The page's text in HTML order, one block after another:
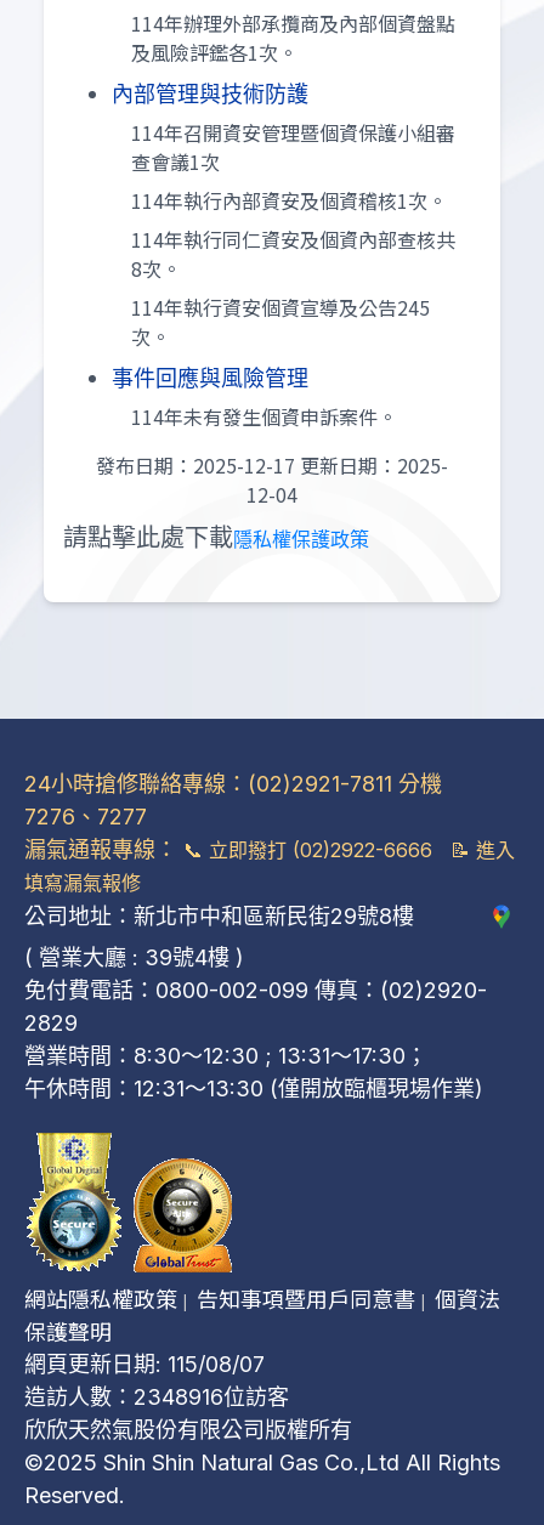
114年辦理外部承攬商及內部個資盤點
及風險評鑑各1次。
內部管理與技術防護
114年召開資安管理暨個資保護小組審
查會議1次
114年執行內部資安及個資稽核1次。
114年執行同仁資安及個資內部查核共
8次。
114年執行資安個資宣導及公告245
次。
事件回應與風險管理
114年未有發生個資申訴案件。
發布日期：2025-12-17 更新日期：2025-
12-04
請點擊此處下載隱私權保護政策
24小時搶修聯絡專線：(02)2921-7811 分機
7276、7277
漏氣通報專線：
📞 立即撥打 (02)2922-6666 📝 進入
填寫漏氣報修
公司地址：新北市中和區新民街29號8樓
( 營業大廳 : 39號4樓 )
免付費電話：0800-002-099 傳真：(02)2920-
2829
營業時間：8:30～12:30 ; 13:31～17:30；
午休時間：12:31～13:30 (僅開放臨櫃現場作業)
網站隱私權政策 | 告知事項暨用戶同意書 | 個資法
保護聲明
網頁更新日期: 115/08/07
造訪人數：2348916位訪客
欣欣天然氣股份有限公司版權所有
©2025 Shin Shin Natural Gas Co.,Ltd All Rights
Reserved.